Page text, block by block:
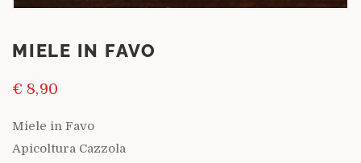
MIELE IN FAVO
€ 8,90
Miele in Favo
Apicoltura Cazzola